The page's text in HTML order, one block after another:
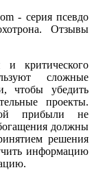
и критического
сложные
чтобы убедить
проекты.
прибыли не
должны
решения
информацию